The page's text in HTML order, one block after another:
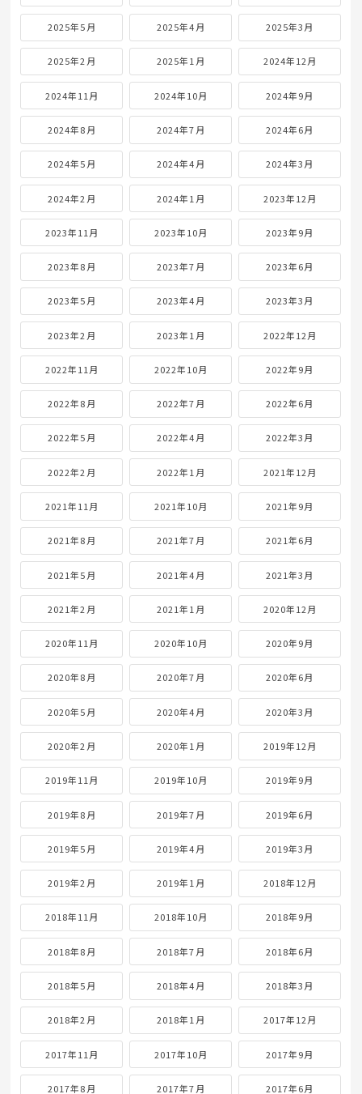
2025年5月 2025年4月 2025年3月
2025年2月 2025年1月 2024年12月
2024年11月 2024年10月 2024年9月
2024年8月 2024年7月 2024年6月
2024年5月 2024年4月 2024年3月
2024年2月 2024年1月 2023年12月
2023年11月 2023年10月 2023年9月
2023年8月 2023年7月 2023年6月
2023年5月 2023年4月 2023年3月
2023年2月 2023年1月 2022年12月
2022年11月 2022年10月 2022年9月
2022年8月 2022年7月 2022年6月
2022年5月 2022年4月 2022年3月
2022年2月 2022年1月 2021年12月
2021年11月 2021年10月 2021年9月
2021年8月 2021年7月 2021年6月
2021年5月 2021年4月 2021年3月
2021年2月 2021年1月 2020年12月
2020年11月 2020年10月 2020年9月
2020年8月 2020年7月 2020年6月
2020年5月 2020年4月 2020年3月
2020年2月 2020年1月 2019年12月
2019年11月 2019年10月 2019年9月
2019年8月 2019年7月 2019年6月
2019年5月 2019年4月 2019年3月
2019年2月 2019年1月 2018年12月
2018年11月 2018年10月 2018年9月
2018年8月 2018年7月 2018年6月
2018年5月 2018年4月 2018年3月
2018年2月 2018年1月 2017年12月
2017年11月 2017年10月 2017年9月
2017年8月 2017年7月 2017年6月